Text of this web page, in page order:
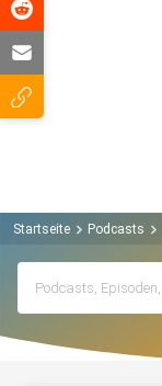
Startseite Podcasts